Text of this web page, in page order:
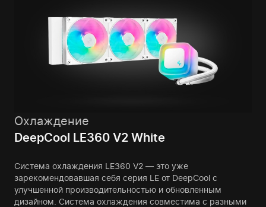
Охлаждение
DeepCool LE360 V2 White
Система охлаждения LE360 V2 — это уже
зарекомендовавшая себя серия LE от DeepCool с
улучшенной производительностью и обновленным
дизайном. Система охлаждения совместима с разными